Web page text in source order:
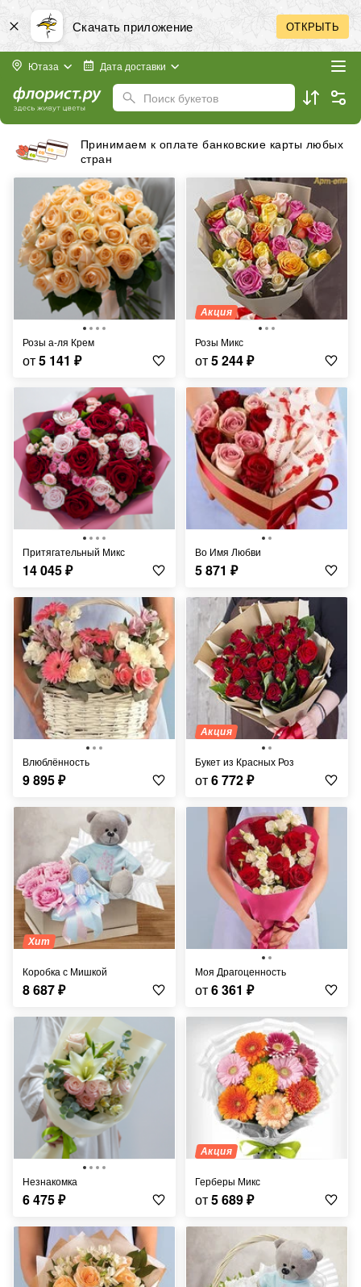
Скачать приложение ОТКРЫТЬ
Ютаза Дата доставки
Поиск букетов
Принимаем к оплате банковские карты любых
стран
Розы а-ля Крем
от5 141 ₽
Акция
Розы Микс
от5 244₽
Притягательный Микс
14 045₽
Во Имя Любви
5 871 ₽
Влюблённость
9 895₽
Акция
Букет из Красных Роз
от6 772₽
Хит
Коробка с Мишкой
8 687₽
Моя Драгоценность
от6 361 ₽
Незнакомка
6 475₽
Акция
Герберы Микс
от5 689₽